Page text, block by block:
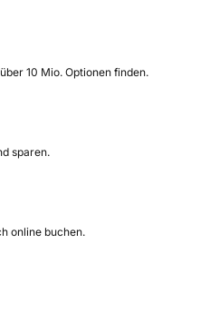
10 Mio. Optionen finden.
sparen.
online buchen.